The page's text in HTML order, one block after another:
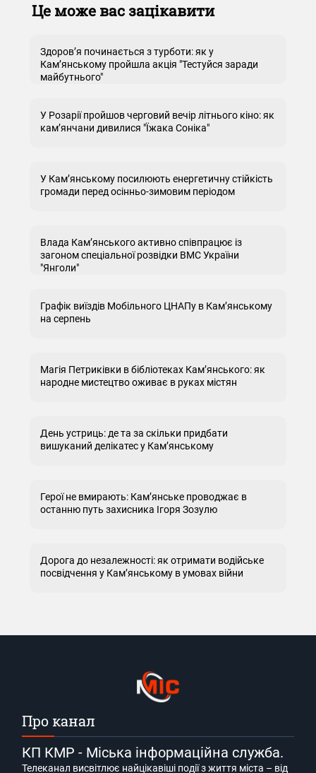
Це може вас зацікавити
Здоров’я починається з турботи: як у
Кам’янському пройшла акція "Тестуйся заради
майбутнього"
У Розарії пройшов черговий вечір літнього кіно: як
кам’янчани дивилися "Їжака Соніка"
У Кам’янському посилюють енергетичну стійкість
громади перед осінньо-зимовим періодом
Влада Кам’янського активно співпрацює із
загоном спеціальної розвідки ВМС України
"Янголи"
Графік виїздів Мобільного ЦНАПу в Кам’янському
на серпень
Магія Петриківки в бібліотеках Кам’янського: як
народне мистецтво оживає в руках містян
День устриць: де та за скільки придбати
вишуканий делікатес у Кам’янському
Герої не вмирають: Кам’янське проводжає в
останню путь захисника Ігоря Зозулю
Дорога до незалежності: як отримати водійське
посвідчення у Кам’янському в умовах війни
Про канал
КП КМР - Міська інформаційна служба.
Телеканал висвітлює найцікавіші події з життя міста – від